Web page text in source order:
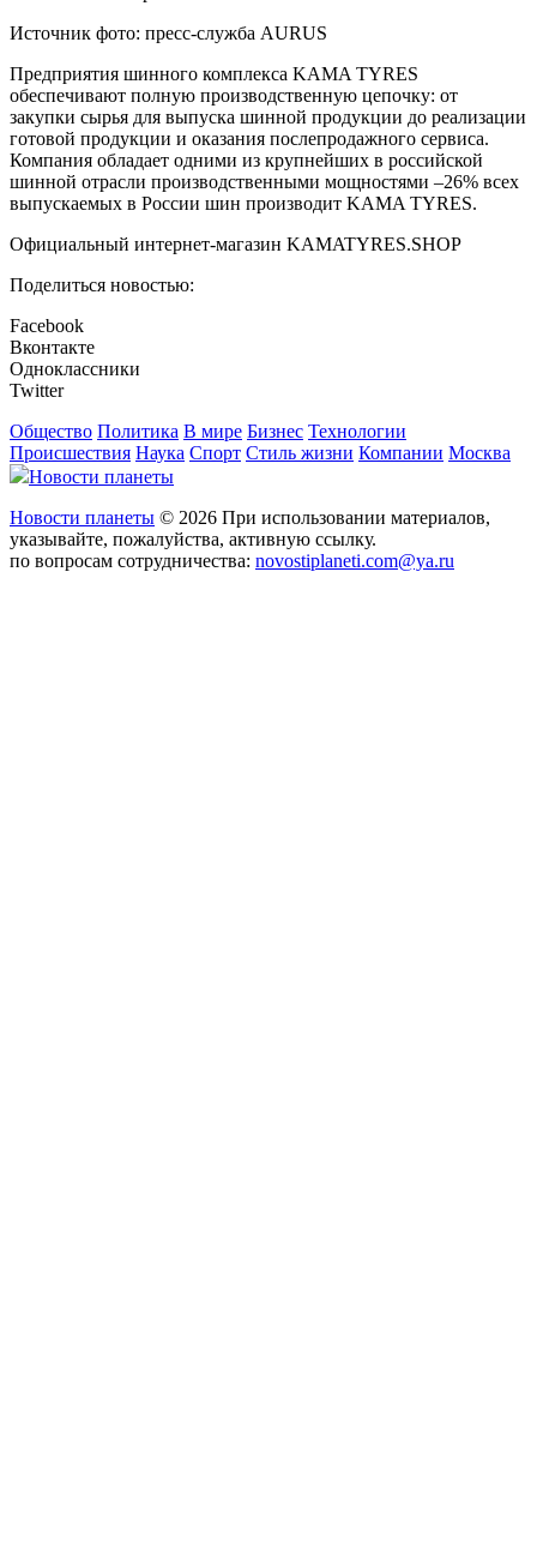
Источник фото: пресс-служба AURUS
Предприятия шинного комплекса KAMA TYRES
обеспечивают полную производственную цепочку: от
закупки сырья для выпуска шинной продукции до реализации
готовой продукции и оказания послепродажного сервиса.
Компания обладает одними из крупнейших в российской
шинной отрасли производственными мощностями –26% всех
выпускаемых в России шин производит KAMA TYRES.
Официальный интернет-магазин KAMATYRES.SHOP
Поделиться новостью:
Facebook
Вконтакте
Одноклассники
Twitter
Общество Политика В мире Бизнес Технологии
Происшествия Наука Спорт Стиль жизни Компании Москва
Новости планеты
Новости планеты © 2026 При использовании материалов,
указывайте, пожалуйства, активную ссылку.
по вопросам сотрудничества: novostiplaneti.com@ya.ru